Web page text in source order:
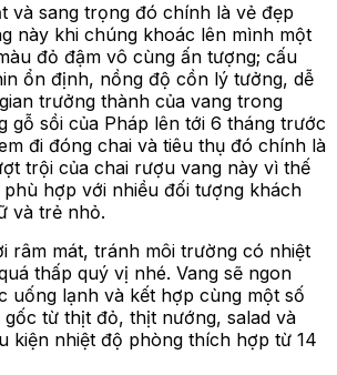
và sang trọng đó chính là vẻ đẹp
này khi chúng khoác lên mình một
đỏ đậm vô cùng ấn tượng; cấu
ổn định, nồng độ cồn lý tưởng, dễ
trưởng thành của vang trong
gỗ sồi của Pháp lên tới 6 tháng trước
đi đóng chai và tiêu thụ đó chính là
trội của chai rượu vang này vì thế
hợp với nhiều đối tượng khách
và trẻ nhỏ.
râm mát, tránh môi trường có nhiệt
thấp quý vị nhé. Vang sẽ ngon
uống lạnh và kết hợp cùng một số
từ thịt đỏ, thịt nướng, salad và
kiện nhiệt độ phòng thích hợp từ 14